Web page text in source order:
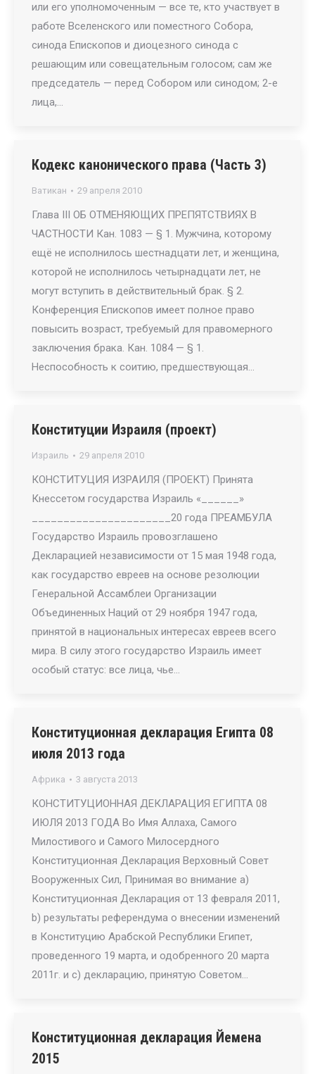
или его уполномоченным — все те, кто участвует в
работе Вселенского или поместного Собора,
синода Епископов и диоцезного синода с
решающим или совещательным голосом; сам же
председатель — перед Собором или синодом; 2-е
лица,…
Кодекс канонического права (Часть 3)
Ватикан 29 апреля 2010
Глава III ОБ ОТМЕНЯЮЩИХ ПРЕПЯТСТВИЯХ В
ЧАСТНОСТИ Кан. 1083 — § 1. Мужчина, которому
ещё не исполнилось шестнадцати лет, и женщина,
которой не исполнилось четырнадцати лет, не
могут вступить в действительный брак. § 2.
Конференция Епископов имеет полное право
повысить возраст, требуемый для правомерного
заключения брака. Кан. 1084 — § 1.
Неспособность к соитию, предшествующая…
Конституции Израиля (проект)
Израиль 29 апреля 2010
КОНСТИТУЦИЯ ИЗРАИЛЯ (ПРОЕКТ) Принята
Кнессетом государства Израиль «______»
______________________20 года ПРЕАМБУЛА
Государство Израиль провозглашено
Декларацией независимости от 15 мая 1948 года,
как государство евреев на основе резолюции
Генеральной Ассамблеи Организации
Объединенных Наций от 29 ноября 1947 года,
принятой в национальных интересах евреев всего
мира. В силу этого государство Израиль имеет
особый статус: все лица, чье…
Конституционная декларация Египта 08
июля 2013 года
Африка 3 августа 2013
КОНСТИТУЦИОННАЯ ДЕКЛАРАЦИЯ ЕГИПТА 08
ИЮЛЯ 2013 ГОДА Во Имя Аллаха, Самого
Милостивого и Самого Милосердного
Конституционная Декларация Верховный Совет
Вооруженных Сил, Принимая во внимание a)
Конституционная Декларация от 13 февраля 2011,
b) результаты референдума о внесении изменений
в Конституцию Арабской Республики Египет,
проведенного 19 марта, и одобренного 20 марта
2011г. и c) декларацию, принятую Советом…
Конституционная декларация Йемена
2015